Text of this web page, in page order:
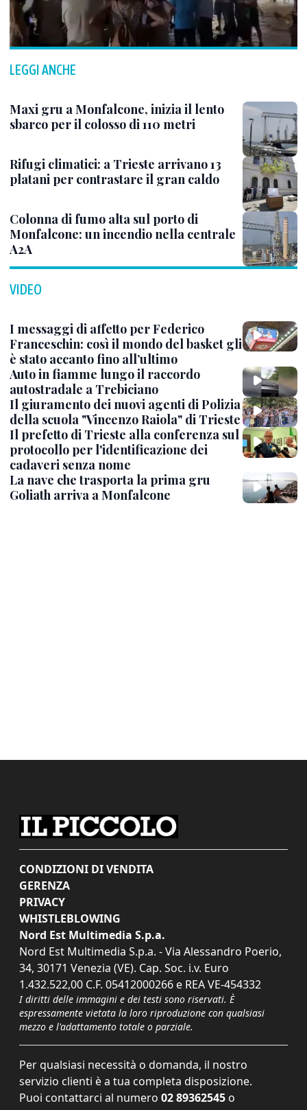
LEGGI ANCHE
Maxi gru a Monfalcone, inizia il lento
sbarco per il colosso di 110 metri
Rifugi climatici: a Trieste arrivano 13
platani per contrastare il gran caldo
Colonna di fumo alta sul porto di
Monfalcone: un incendio nella centrale
A2A
VIDEO
I messaggi di affetto per Federico
Franceschin: così il mondo del basket gli
è stato accanto fino all’ultimo
Auto in fiamme lungo il raccordo
autostradale a Trebiciano
Il giuramento dei nuovi agenti di Polizia
della scuola "Vincenzo Raiola" di Trieste
Il prefetto di Trieste alla conferenza sul
protocollo per l'identificazione dei
cadaveri senza nome
La nave che trasporta la prima gru
Goliath arriva a Monfalcone
CONDIZIONI DI VENDITA
GERENZA
PRIVACY
WHISTLEBLOWING
Nord Est Multimedia S.p.a.
Nord Est Multimedia S.p.a. - Via Alessandro Poerio,
34, 30171 Venezia (VE). Cap. Soc. i.v. Euro
1.432.522,00 C.F. 05412000266 e REA VE-454332
I diritti delle immagini e dei testi sono riservati. È
espressamente vietata la loro riproduzione con qualsiasi
mezzo e l'adattamento totale o parziale.
Per qualsiasi necessità o domanda, il nostro
servizio clienti è a tua completa disposizione.
Puoi contattarci al numero 02 89362545 o